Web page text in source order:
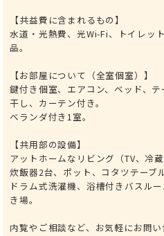
【共益費に含まれるもの】
水道・光熱費、光Wi-Fi、トイレッ
品。
【お部屋について（全室個室）】
鍵付き個室、エアコン、ベッド、
干し、カーテン付き。
ベランダ付き1室。
【共用部の設備】
アットホームなリビング（TV、冷
炊飯器2台、ポット、コタツテーブル
ドラム式洗濯機、浴槽付きバスル
き場。
内覧やご相談など、お気軽にお問い